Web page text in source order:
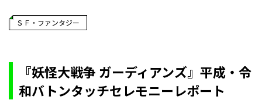
ＳＦ・ファンタジー
『妖怪大戦争 ガーディアンズ』平成・令
和バトンタッチセレモニーレポート